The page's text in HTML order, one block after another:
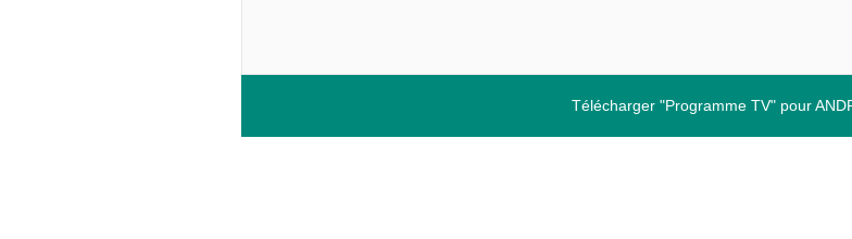
Télécharger "Programme TV" pour